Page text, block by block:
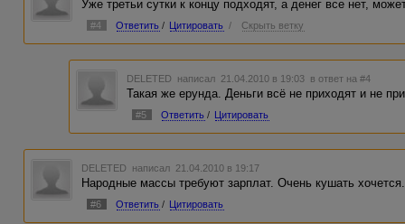
Уже третьи сутки к концу подходят, а денег все нет,
#4 Ответить / Цитировать / Скрыть ветку
DELETED написал 21.04.2010 в 19:03 в ответ на #4
Такая же ерунда. Деньги всё не приходят и не
#5 Ответить / Цитировать
DELETED написал 21.04.2010 в 19:17
Народные массы требуют зарплат. Очень кушать
#6 Ответить / Цитировать